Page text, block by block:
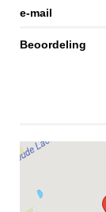
e-mail
Beoordeling